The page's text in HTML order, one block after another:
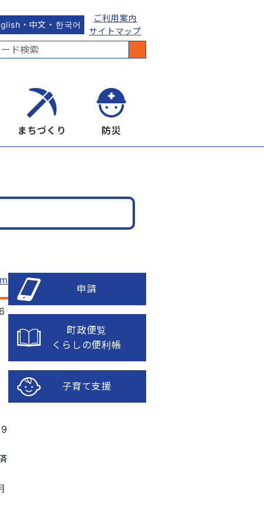
・中文・한국어
ご利用案内
サイトマップ
まちづくり 防災
申請
町政便覧
くらしの便利帳
子育て支援